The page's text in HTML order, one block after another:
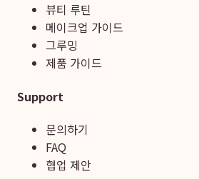
뷰티 루틴
메이크업 가이드
그루밍
제품 가이드
Support
문의하기
FAQ
협업 제안